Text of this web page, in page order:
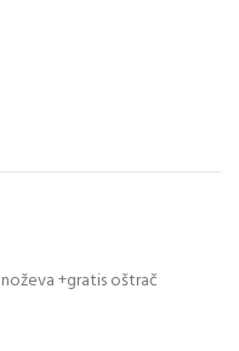
+gratis oštrač